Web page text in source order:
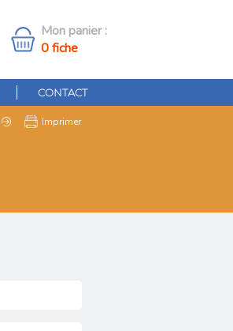
Mon panier :
0 fiche
CONTACT
Imprimer